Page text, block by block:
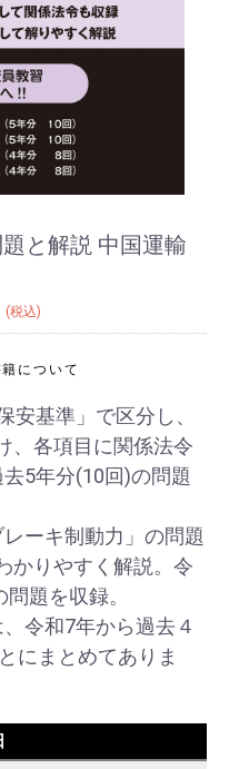
と解説 中国運輸
(税込)
籍について
安基準」で区分し、
、各項目に関係法令
5年分(10回)の問題
ーキ制動力」の問題
かりやすく解説。令
題を収録。
令和7年から過去４
にまとめてありま